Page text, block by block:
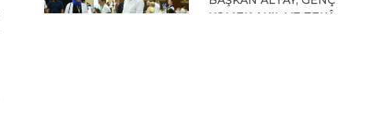
KOMEK AKIL VE ZEKÂ